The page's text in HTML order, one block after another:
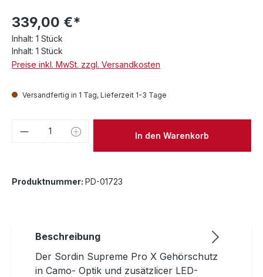
339,00 €*
Inhalt: 1 Stück
Inhalt: 1 Stück
Preise inkl. MwSt. zzgl. Versandkosten
Versandfertig in 1 Tag, Lieferzeit 1-3 Tage
Produkt Anzahl: Gib denIn den Warenkorb
Produktnummer: PD-01723
Beschreibung
Der Sordin Supreme Pro X Gehörschutz
in Camo- Optik und zusätzlicer LED-